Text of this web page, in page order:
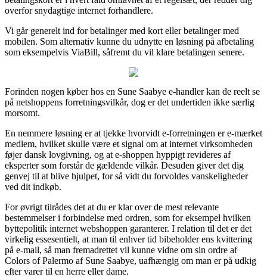
overfor snydagtige internet forhandlere.
Vi går generelt ind for betalinger med kort eller betalinger med
mobilen. Som alternativ kunne du udnytte en løsning på afbetaling
som eksempelvis ViaBill, såfremt du vil klare betalingen senere.
Forinden nogen køber hos en Sune Saabye e-handler kan de reelt se
på netshoppens forretningsvilkår, dog er det undertiden ikke særlig
morsomt.
En nemmere løsning er at tjekke hvorvidt e-forretningen er e-mærket
medlem, hvilket skulle være et signal om at internet virksomheden
føjer dansk lovgivning, og at e-shoppen hyppigt revideres af
eksperter som forstår de gældende vilkår. Desuden giver det dig
genvej til at blive hjulpet, for så vidt du forvoldes vanskeligheder
ved dit indkøb.
For øvrigt tilrådes det at du er klar over de mest relevante
bestemmelser i forbindelse med ordren, som for eksempel hvilken
byttepolitik internet webshoppen garanterer. I relation til det er det
virkelig essesentielt, at man til enhver tid bibeholder ens kvittering
på e-mail, så man fremadrettet vil kunne vidne om sin ordre af
Colors of Palermo af Sune Saabye, uafhængig om man er på udkig
efter varer til en herre eller dame.